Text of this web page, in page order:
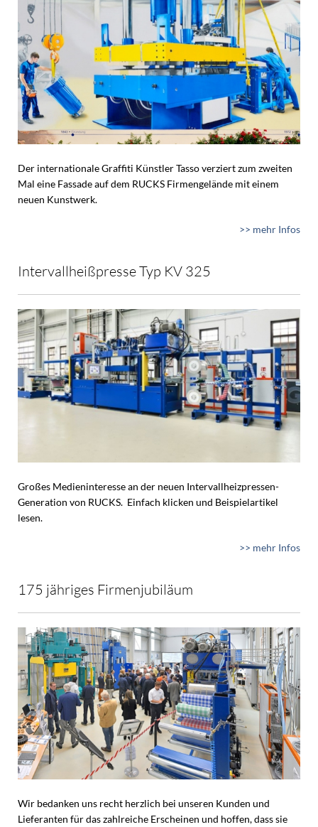
Der internationale Graffiti Künstler Tasso verziert zum zweiten
Mal eine Fassade auf dem RUCKS Firmengelände mit einem
neuen Kunstwerk.
>> mehr Infos
Intervallheißpresse Typ KV 325
Großes Medieninteresse an der neuen Intervallheizpressen-
Generation von RUCKS. Einfach klicken und Beispielartikel
lesen.
>> mehr Infos
175 jähriges Firmenjubiläum
Wir bedanken uns recht herzlich bei unseren Kunden und
Lieferanten für das zahlreiche Erscheinen und hoffen, dass sie